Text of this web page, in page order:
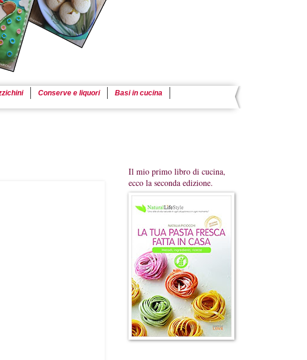
Conserve e liquori
Basi in cucina
Il mio primo libro di cucina,
ecco la seconda edizione.